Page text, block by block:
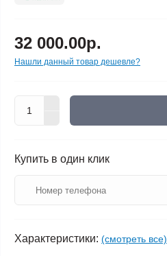
32 000.00р.
Нашли данный товар дешевле?
Купить в один клик
Характеристики: (смотреть все)